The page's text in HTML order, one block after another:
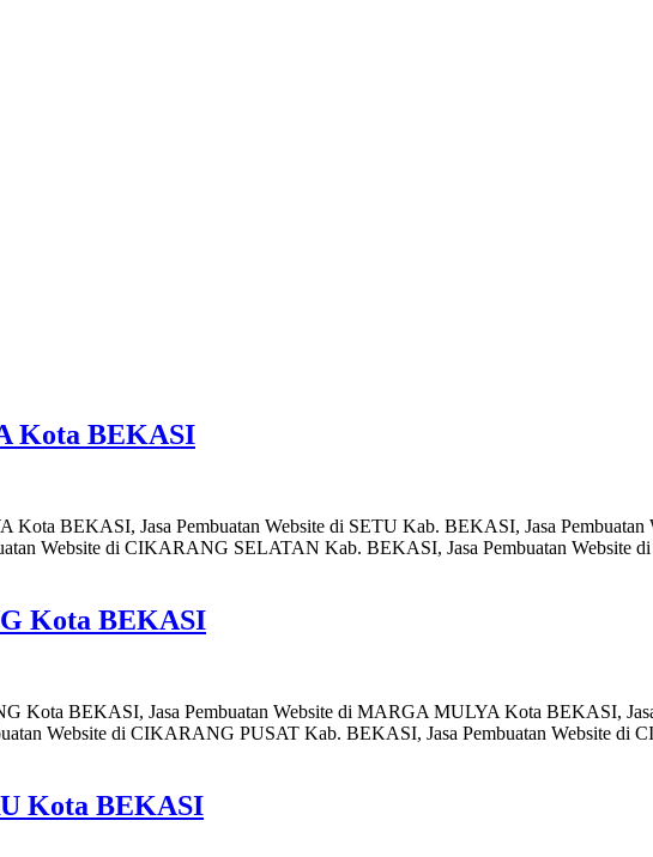
Kota BEKASI
Kota BEKASI, Jasa Pembuatan Website di SETU Kab. BEKASI, Jasa
Website di CIKARANG SELATAN Kab. BEKASI, Jasa Pembuatan Website
Kota BEKASI
Kota BEKASI, Jasa Pembuatan Website di MARGA MULYA Kota BEKASI,
Website di CIKARANG PUSAT Kab. BEKASI, Jasa Pembuatan Website
Kota BEKASI